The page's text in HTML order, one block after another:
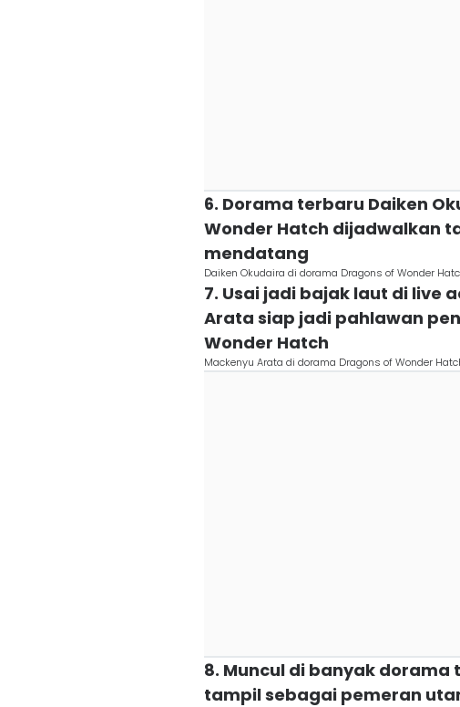
6. Dorama terbaru Daiken
Wonder Hatch dijadwalkan
mendatang
Daiken Okudaira di dorama Dragons of Wonder
7. Usai jadi bajak laut di live
Arata siap jadi pahlawan
Wonder Hatch
Mackenyu Arata di dorama Dragons of Wonder
8. Muncul di banyak dorama
tampil sebagai pemeran